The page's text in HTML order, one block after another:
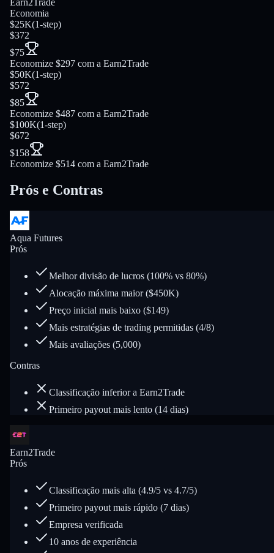
Earn2Trade
Economia
$25K(1-step)
$372
$75
Economize $297 com a Earn2Trade
$50K(1-step)
$572
$85
Economize $487 com a Earn2Trade
$100K(1-step)
$672
$158
Economize $514 com a Earn2Trade
Prós e Contras
Aqua Futures
Prós
Melhor divisão de lucros (100% vs 80%)
Alocação máxima maior ($450K)
Preço inicial mais baixo ($149)
Mais estratégias de trading permitidas (4/8)
Mais avaliações (5,000)
Contras
Classificação inferior a Earn2Trade
Primeiro payout mais lento (14 dias)
Earn2Trade
Prós
Classificação mais alta (4.9/5 vs 4.7/5)
Primeiro payout mais rápido (7 dias)
Empresa verificada
10 anos de experiência